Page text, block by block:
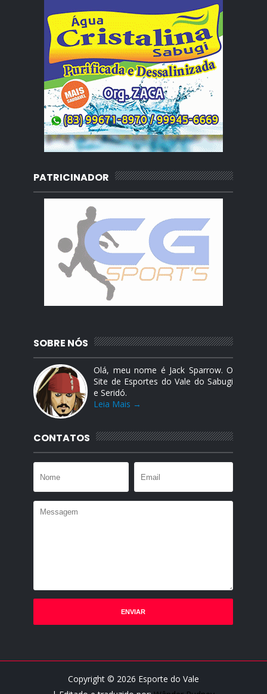
PATRICINADOR
SOBRE NÓS
Olá, meu nome é Jack Sparrow. O
Site de Esportes do Vale do Sabugi
e Seridó.
Leia Mais →
CONTATOS
Copyright © 2026 Esporte do Vale